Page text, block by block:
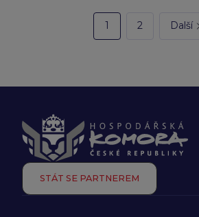
1 2 Další
STÁT SE PARTNEREM